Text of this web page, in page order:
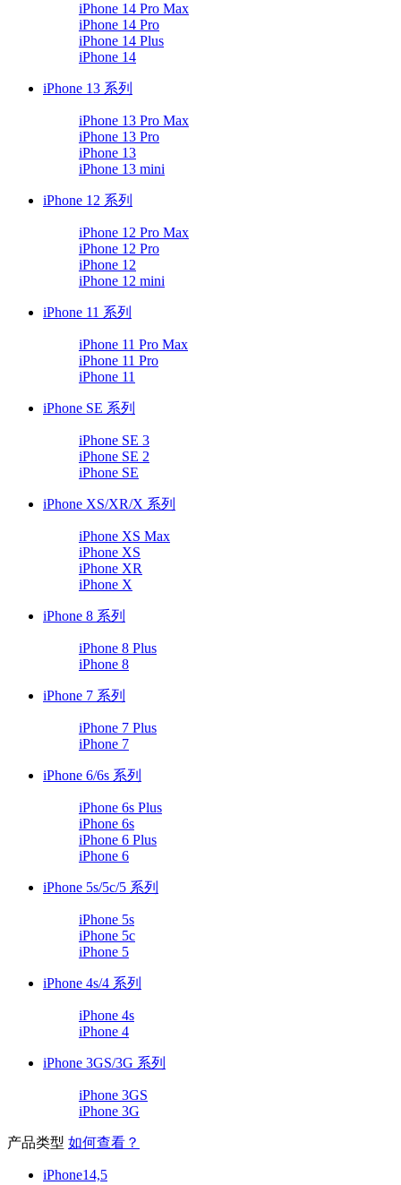
iPhone 14 Pro Max
iPhone 14 Pro
iPhone 14 Plus
iPhone 14
iPhone 13 系列
iPhone 13 Pro Max
iPhone 13 Pro
iPhone 13
iPhone 13 mini
iPhone 12 系列
iPhone 12 Pro Max
iPhone 12 Pro
iPhone 12
iPhone 12 mini
iPhone 11 系列
iPhone 11 Pro Max
iPhone 11 Pro
iPhone 11
iPhone SE 系列
iPhone SE 3
iPhone SE 2
iPhone SE
iPhone XS/XR/X 系列
iPhone XS Max
iPhone XS
iPhone XR
iPhone X
iPhone 8 系列
iPhone 8 Plus
iPhone 8
iPhone 7 系列
iPhone 7 Plus
iPhone 7
iPhone 6/6s 系列
iPhone 6s Plus
iPhone 6s
iPhone 6 Plus
iPhone 6
iPhone 5s/5c/5 系列
iPhone 5s
iPhone 5c
iPhone 5
iPhone 4s/4 系列
iPhone 4s
iPhone 4
iPhone 3GS/3G 系列
iPhone 3GS
iPhone 3G
产品类型 如何查看？
iPhone14,5